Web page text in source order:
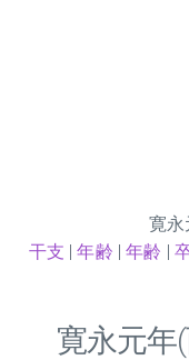
寛永
干支 |年齢 |年齢 |
寛永元年